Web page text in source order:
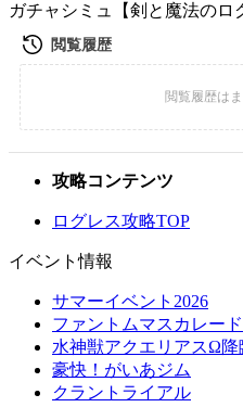
ガチャシミュ【剣と魔法のロ
攻略コンテンツ
ログレス攻略TOP
イベント情報
サマーイベント2026
ファントムマスカレード
水神獣アクエリアスΩ降
豪快！がいあジム
クラントライアル